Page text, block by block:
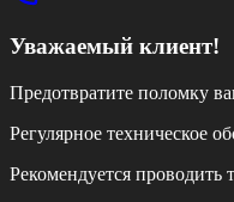
Уважаемый клиент!
Предотвратите поломку
Регулярное техническое
Рекомендуется проводить